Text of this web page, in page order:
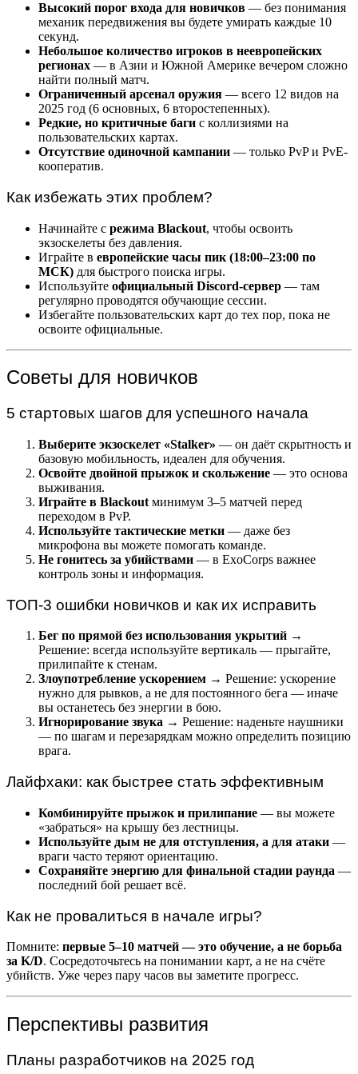
Высокий порог входа для новичков — без понимания
механик передвижения вы будете умирать каждые 10
секунд.
Небольшое количество игроков в неевропейских
регионах — в Азии и Южной Америке вечером сложно
найти полный матч.
Ограниченный арсенал оружия — всего 12 видов на
2025 год (6 основных, 6 второстепенных).
Редкие, но критичные баги с коллизиями на
пользовательских картах.
Отсутствие одиночной кампании — только PvP и PvE-
кооператив.
Как избежать этих проблем?
Начинайте с режима Blackout, чтобы освоить
экзоскелеты без давления.
Играйте в европейские часы пик (18:00–23:00 по
МСК) для быстрого поиска игры.
Используйте официальный Discord-сервер — там
регулярно проводятся обучающие сессии.
Избегайте пользовательских карт до тех пор, пока не
освоите официальные.
Советы для новичков
5 стартовых шагов для успешного начала
Выберите экзоскелет «Stalker» — он даёт скрытность и
базовую мобильность, идеален для обучения.
Освойте двойной прыжок и скольжение — это основа
выживания.
Играйте в Blackout минимум 3–5 матчей перед
переходом в PvP.
Используйте тактические метки — даже без
микрофона вы можете помогать команде.
Не гонитесь за убийствами — в ExoCorps важнее
контроль зоны и информация.
ТОП-3 ошибки новичков и как их исправить
Бег по прямой без использования укрытий →
Решение: всегда используйте вертикаль — прыгайте,
прилипайте к стенам.
Злоупотребление ускорением → Решение: ускорение
нужно для рывков, а не для постоянного бега — иначе
вы останетесь без энергии в бою.
Игнорирование звука → Решение: наденьте наушники
— по шагам и перезарядкам можно определить позицию
врага.
Лайфхаки: как быстрее стать эффективным
Комбинируйте прыжок и прилипание — вы можете
«забраться» на крышу без лестницы.
Используйте дым не для отступления, а для атаки —
враги часто теряют ориентацию.
Сохраняйте энергию для финальной стадии раунда —
последний бой решает всё.
Как не провалиться в начале игры?
Помните: первые 5–10 матчей — это обучение, а не борьба
за K/D. Сосредоточьтесь на понимании карт, а не на счёте
убийств. Уже через пару часов вы заметите прогресс.
Перспективы развития
Планы разработчиков на 2025 год